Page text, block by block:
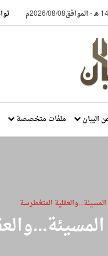
-الموافق2026/08/08م
البيان ملفات متخصصة
المتغطرسة